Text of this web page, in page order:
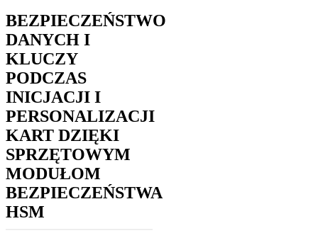
BEZPIECZEŃSTWO
DANYCH I
KLUCZY
PODCZAS
INICJACJI I
PERSONALIZACJI
KART DZIĘKI
SPRZĘTOWYM
MODUŁOM
BEZPIECZEŃSTWA
HSM